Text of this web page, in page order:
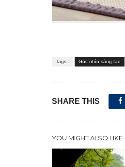
Tags : Góc nhìn sáng tạo
SHARE THIS
YOU MIGHT ALSO LIKE